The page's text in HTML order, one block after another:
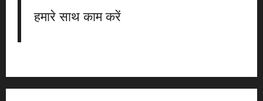
हमारे साथ काम करें